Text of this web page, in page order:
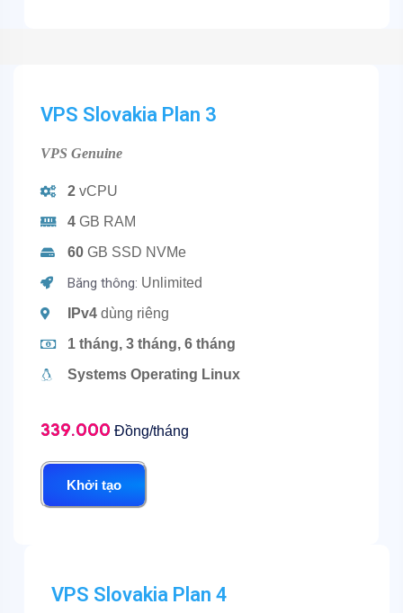
VPS Slovakia Plan 3
VPS Genuine
2 vCPU
4GB RAM
60GB SSD NVMe
Băng thông: Unlimited
IPv4dùng riêng
1 tháng, 3 tháng, 6 tháng
Systems Operating Linux
Khởi tạo
339.000 Đồng/tháng
VPS Slovakia Plan 4